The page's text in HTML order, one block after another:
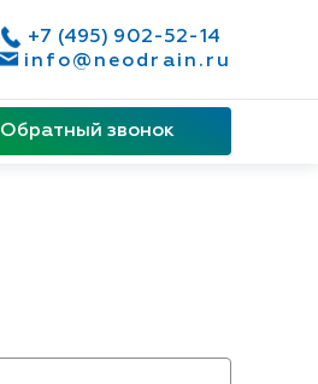
+7 (495) 902-52-14
info@neodrain.ru
Обратный звонок